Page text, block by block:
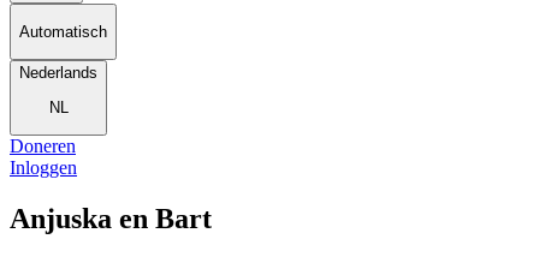
Automatisch
Nederlands
NL
Doneren
Inloggen
Anjuska en Bart